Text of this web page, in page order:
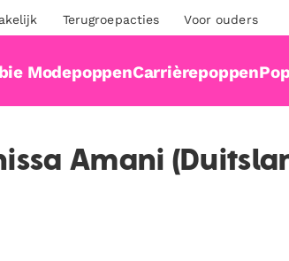
Terugroepacties Voor ouders
ModepoppenCarrièrepoppen
Amani